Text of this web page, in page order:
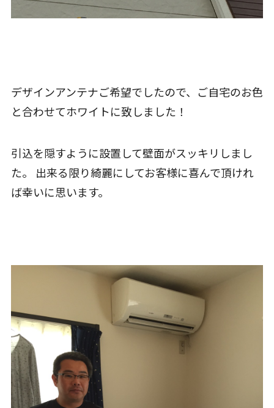
デザインアンテナご希望でしたので、ご自宅のお色
と合わせてホワイトに致しました！
引込を隠すように設置して壁面がスッキリしまし
た。 出来る限り綺麗にしてお客様に喜んで頂けれ
ば幸いに思います。